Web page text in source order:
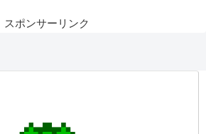
スポンサーリンク